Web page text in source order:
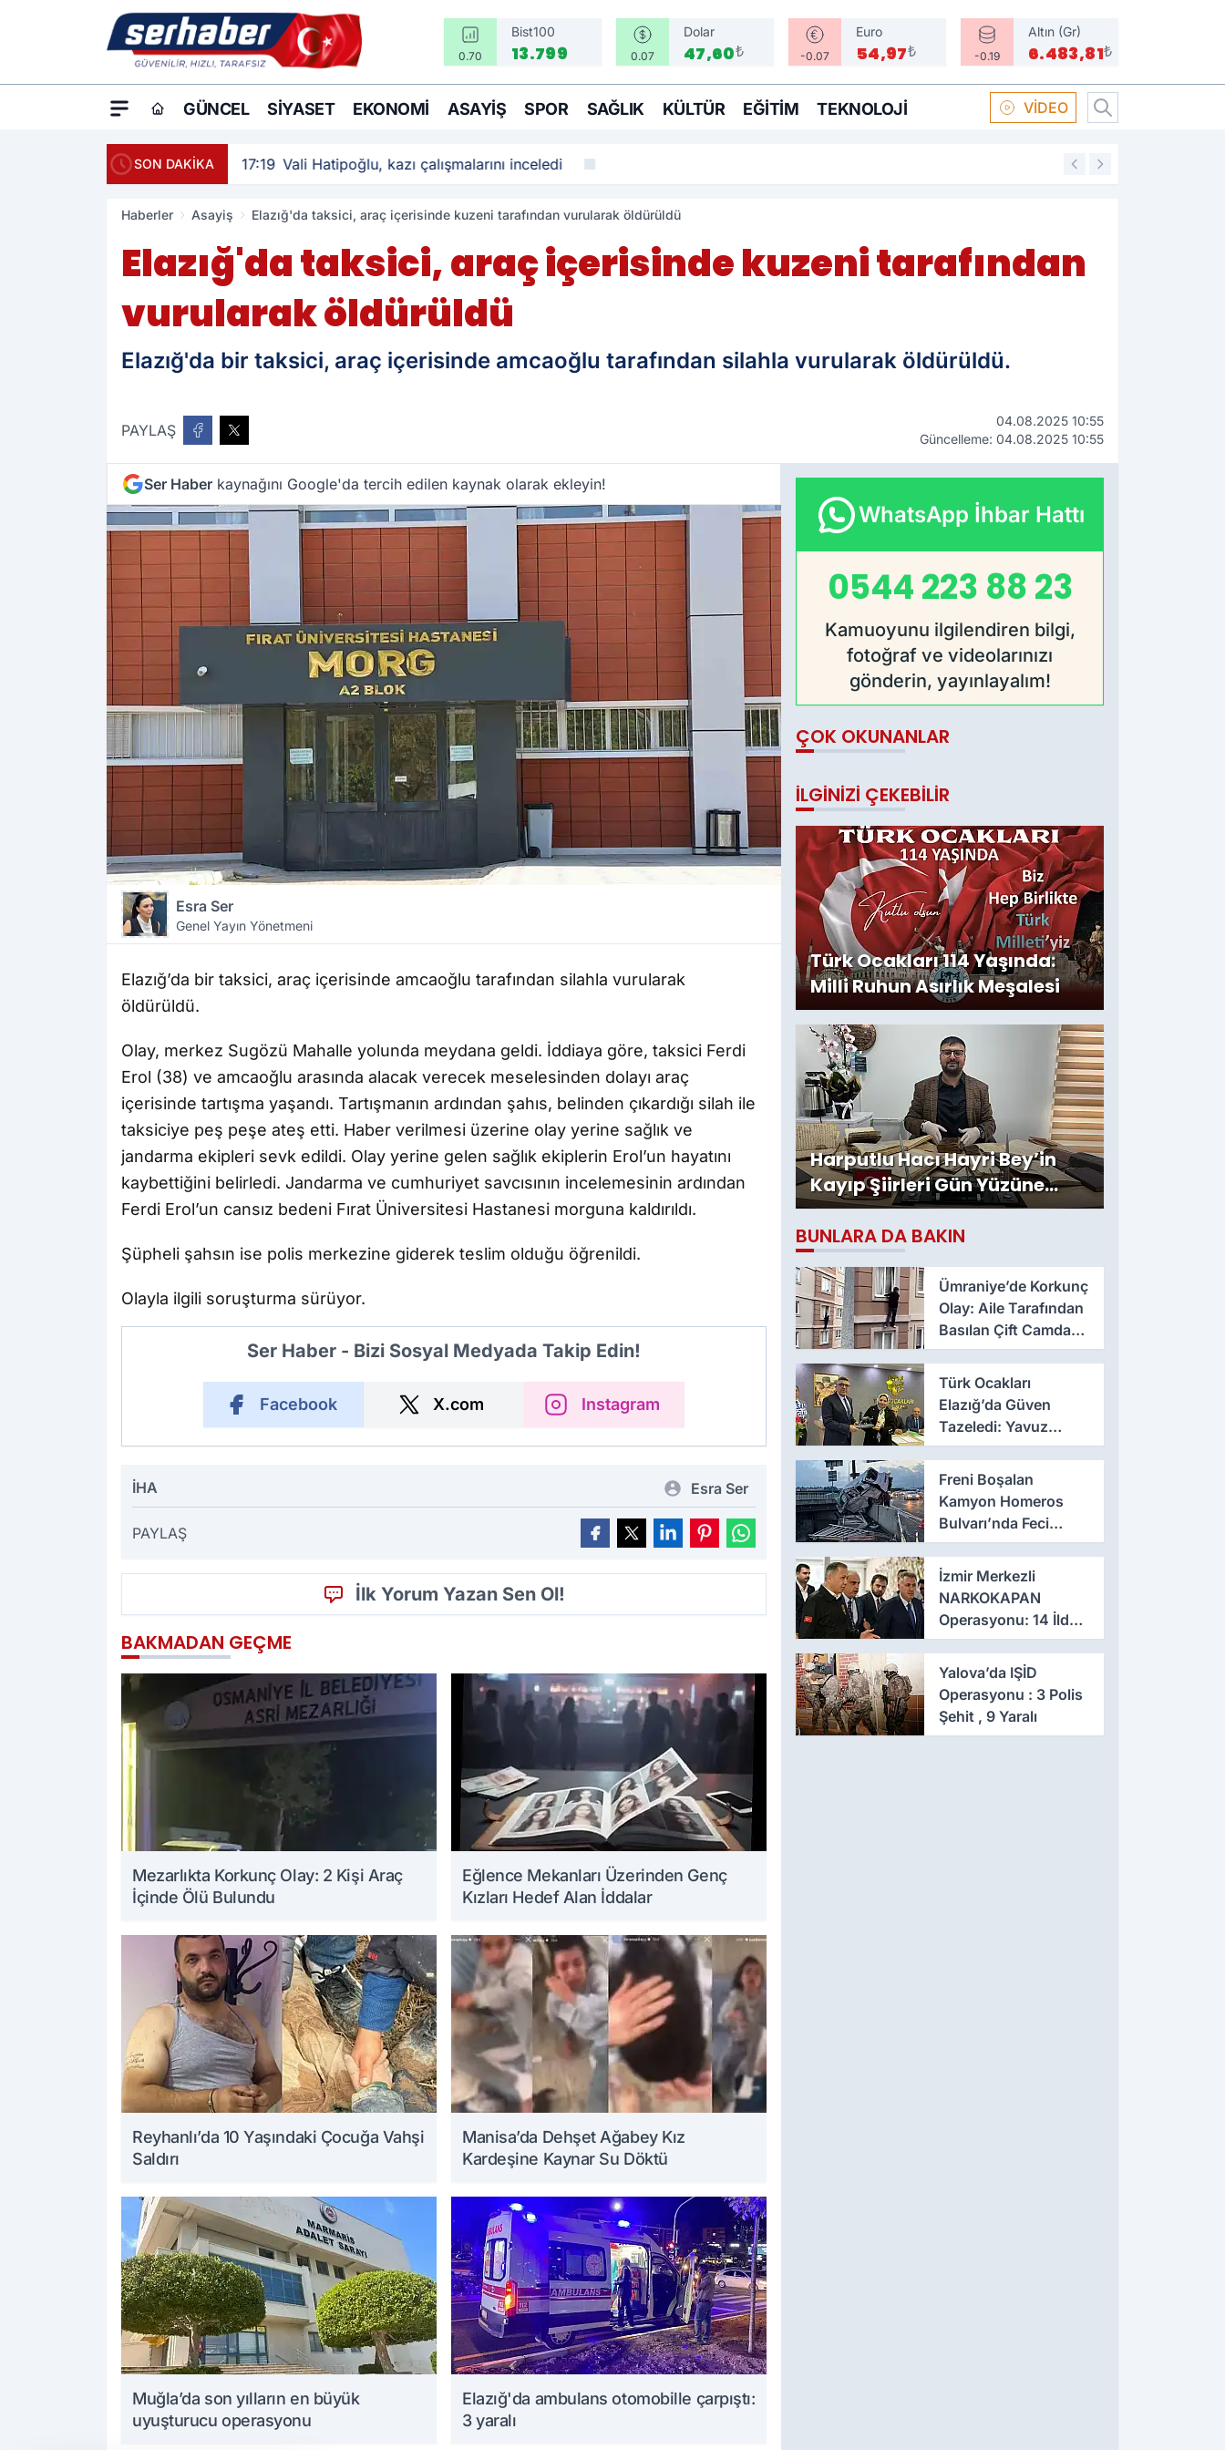
0.70
Bist100
13.799 0.07
Dolar
47,60₺ -0.07
Euro
54,97₺ -0.19
Altın (Gr)
6.483,81₺
GÜNCEL SIYASET EKONOMI ASAYIŞ SPOR SAĞLIK KÜLTÜR EĞITIM TEKNOLOJI VİDEO
SON DAKİKA 17:19 Vali Hatipoğlu, kazı çalışmalarını inceledi 16:58
Haberler Asayiş Elazığ'da taksici, araç içerisinde kuzeni tarafından vurularak öldürüldü
Elazığ'da taksici, araç içerisinde kuzeni tarafından
vurularak öldürüldü
Elazığ'da bir taksici, araç içerisinde amcaoğlu tarafından silahla vurularak öldürüldü.
PAYLAŞ
04.08.2025 10:55
Güncelleme: 04.08.2025 10:55
Ser Haber kaynağını Google'da tercih edilen kaynak olarak ekleyin!
Esra Ser
Genel Yayın Yönetmeni
Elazığ’da bir taksici, araç içerisinde amcaoğlu tarafından silahla vurularak
öldürüldü.
Olay, merkez Sugözü Mahalle yolunda meydana geldi. İddiaya göre, taksici Ferdi
Erol (38) ve amcaoğlu arasında alacak verecek meselesinden dolayı araç
içerisinde tartışma yaşandı. Tartışmanın ardından şahıs, belinden çıkardığı silah ile
taksiciye peş peşe ateş etti. Haber verilmesi üzerine olay yerine sağlık ve
jandarma ekipleri sevk edildi. Olay yerine gelen sağlık ekiplerin Erol’un hayatını
kaybettiğini belirledi. Jandarma ve cumhuriyet savcısının incelemesinin ardından
Ferdi Erol’un cansız bedeni Fırat Üniversitesi Hastanesi morguna kaldırıldı.
Şüpheli şahsın ise polis merkezine giderek teslim olduğu öğrenildi.
Olayla ilgili soruşturma sürüyor.
Ser Haber - Bizi Sosyal Medyada Takip Edin!
Facebook X.com Instagram
İHA Esra Ser
PAYLAŞ
İlk Yorum Yazan Sen Ol!
BAKMADAN GEÇME
Mezarlıkta Korkunç Olay: 2 Kişi Araç
İçinde Ölü Bulundu
Eğlence Mekanları Üzerinden Genç
Kızları Hedef Alan İddalar
Reyhanlı’da 10 Yaşındaki Çocuğa Vahşi
Saldırı
Manisa’da Dehşet Ağabey Kız
Kardeşine Kaynar Su Döktü
Muğla’da son yılların en büyük
uyuşturucu operasyonu
Elazığ'da ambulans otomobille çarpıştı:
3 yaralı
WhatsApp İhbar Hattı
0544 223 88 23
Kamuoyunu ilgilendiren bilgi,
fotoğraf ve videolarınızı
gönderin, yayınlayalım!
ÇOK OKUNANLAR
İLGINIZI ÇEKEBILIR
Türk Ocakları 114 Yaşında:
Milli Ruhun Asırlık Meşalesi
Harputlu Hacı Hayri Bey’in
Kayıp Şiirleri Gün Yüzüne
Çıktı
BUNLARA DA BAKIN
Ümraniye’de Korkunç
Olay: Aile Tarafından
Basılan Çift Camdan
Atladı
Türk Ocakları
Elazığ’da Güven
Tazeledi: Yavuz
Haykır Yeniden
Başkan
Freni Boşalan
Kamyon Homeros
Bulvarı’nda Feci
Kazaya Neden Oldu
İzmir Merkezli
NARKOKAPAN
Operasyonu: 14 İlde
Eş Zamanlı Baskın,
641 Gözaltı
Yalova’da IŞİD
Operasyonu : 3 Polis
Şehit , 9 Yaralı